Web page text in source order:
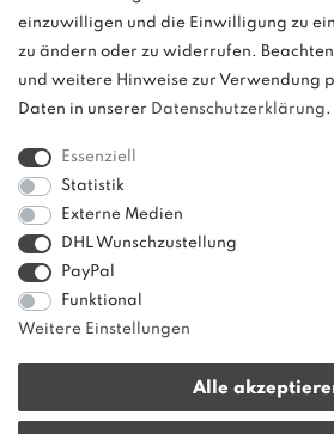
einzuwilligen und die Einwilligung zu
zu ändern oder zu widerrufen. Beachten
und weitere Hinweise zur Verwendung
Daten in unserer Daten­schutz­erklärung.
Essenziell
Statistik
Externe Medien
DHL Wunschzustellung
PayPal
Funktional
Weitere Einstellungen
Alle
Sinne einer Preisermäßigung,
einen Preisvergleich zur
Preisempfehlung seitens des